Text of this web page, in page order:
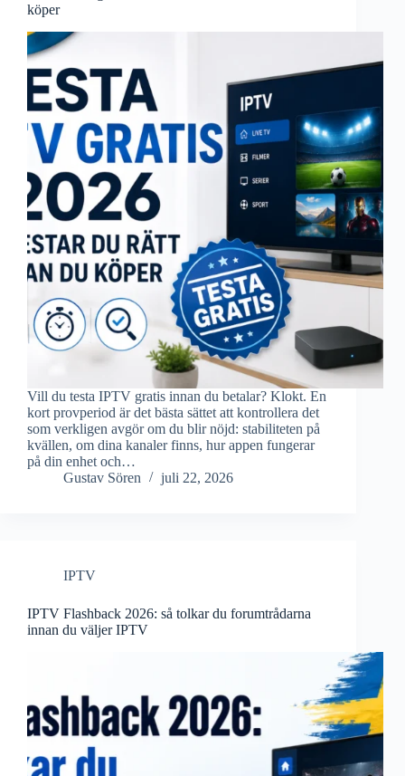
köper
Vill du testa IPTV gratis innan du betalar? Klokt. En
kort provperiod är det bästa sättet att kontrollera det
som verkligen avgör om du blir nöjd: stabiliteten på
kvällen, om dina kanaler finns, hur appen fungerar
på din enhet och…
Gustav Sören
juli 22, 2026
IPTV
IPTV Flashback 2026: så tolkar du forumtrådarna
innan du väljer IPTV